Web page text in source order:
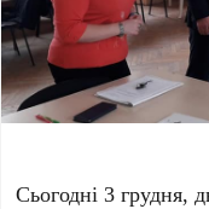
Сьогодні 3 грудня,